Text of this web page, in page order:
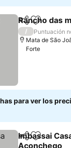
Compartir
Añadir a
Rancho das
/
Puntuación
Mata de São
Forte
para ver los
Compartir
Añadir a
Imbassai
Aconchego